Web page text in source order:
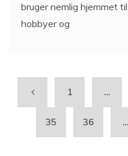
bruger nemlig hjemmet
hobbyer og
1 …
35 36 …